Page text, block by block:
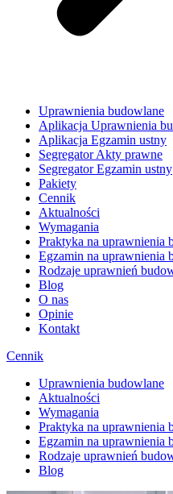
Uprawnienia budowlane
Aplikacja Uprawnienia
Aplikacja Egzamin ustny
Segregator Akty prawne
Segregator Egzamin ustny
Pakiety
Cennik
Aktualności
Wymagania
Praktyka na uprawnienia
Egzamin na uprawnienia
Rodzaje uprawnień
Blog
O nas
Opinie
Kontakt
Cennik
Uprawnienia budowlane
Aktualności
Wymagania
Praktyka na uprawnienia
Egzamin na uprawnienia
Rodzaje uprawnień
Blog